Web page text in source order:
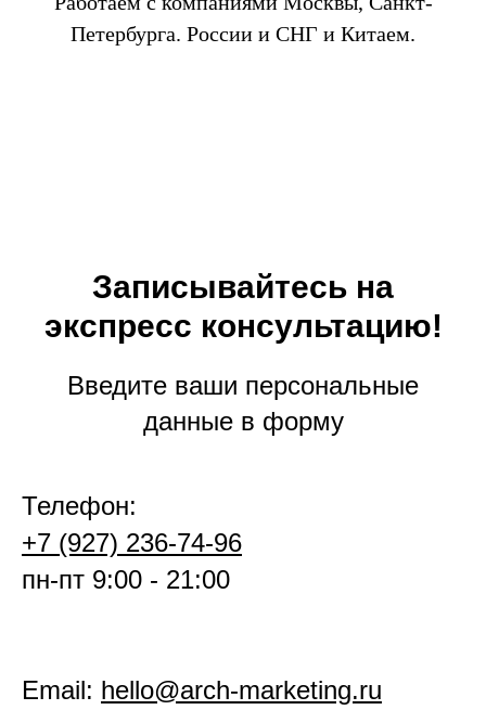
Петербурга. России и СНГ и Китаем.
Записывайтесь на
экспресс консультацию!
Введите ваши персональные
данные в форму
Телефон:
+7 (927) 236-74-96
пн-пт 9:00 - 21:00
Email: hello@arch-marketing.ru